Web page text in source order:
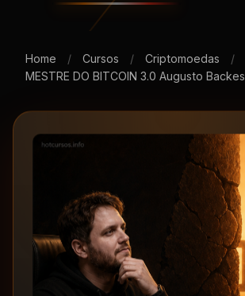
Home / Cursos / Criptomoedas /
MESTRE DO BITCOIN 3.0 Augusto Backes